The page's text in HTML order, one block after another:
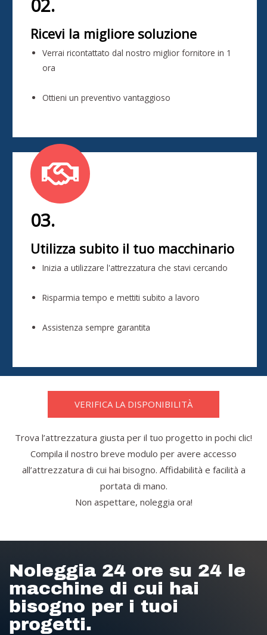
02.
Ricevi la migliore soluzione
Verrai ricontattato dal nostro miglior fornitore in 1
ora
Ottieni un preventivo vantaggioso
03.
Utilizza subito il tuo macchinario
Inizia a utilizzare l'attrezzatura che stavi cercando
Risparmia tempo e mettiti subito a lavoro
Assistenza sempre garantita
VERIFICA LA DISPONIBILITÀ
Trova l’attrezzatura giusta per il tuo progetto in pochi clic!
Compila il nostro breve modulo per avere accesso
all’attrezzatura di cui hai bisogno. Affidabilità e facilità a
portata di mano.
Non aspettare, noleggia ora!
Noleggia 24 ore su 24 le
macchine di cui hai
bisogno per i tuoi
progetti.